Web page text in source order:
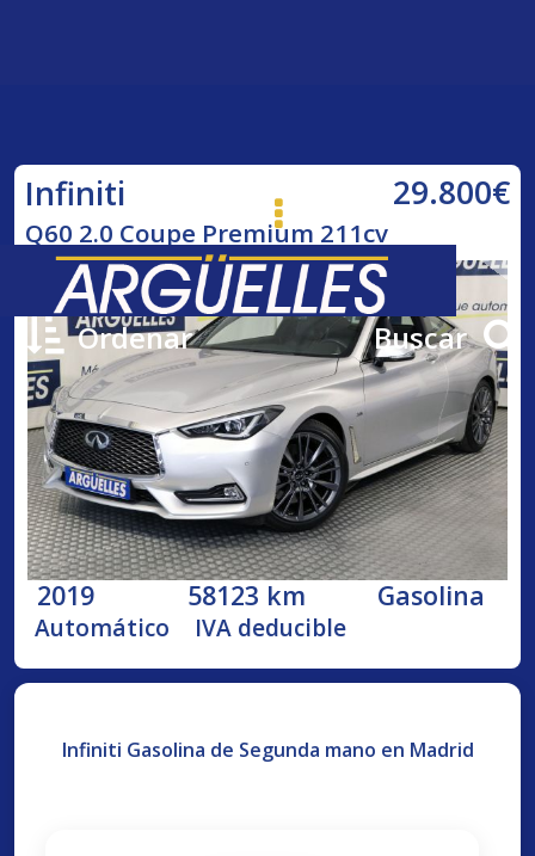
Ordenar Buscar
Infiniti 29.800€
Q60 2.0 Coupe Premium 211cv
2019 58123 km Gasolina
Automático IVA deducible
Infiniti Gasolina de Segunda mano en Madrid